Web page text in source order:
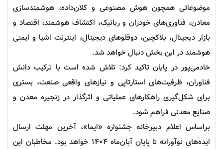
موضوعاتی همچون هوش مصنوعی و کلان‌داده، هوشمندسازی
معادن، فناوری‌های خودران و رباتیک، اکتشاف هوشمند، اقتصاد و
بازار دیجیتال، بلاکچین، دوقلوهای دیجیتال، اینترنت اشیا و ایمنی
هوشمند در این بخش دنبال خواهد شد.
خادمی‌پور در پایان تاکید کرد: تلاش شده است با ترکیب دانش
فناوران، ظرفیت‌های استارتاپی و نیازهای واقعی صنعت، بستری
برای شکل‌گیری راهکارهای عملیاتی و اثرگذار در زنجیره معدن و
صنایع معدنی فراهم شود.
براساس اعلام دبیرخانه جشنواره«ایما»، آخرین مهلت ارسال
ایده‌های نوآورانه تا پایان آبان‌ماه ۱۴۰۴ خواهد بود. مخاطبان این